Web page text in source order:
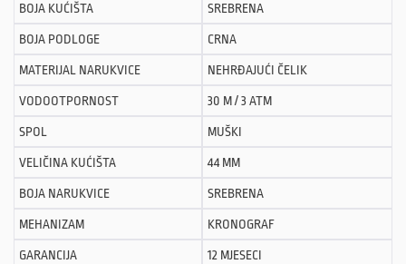
BOJA KUĆIŠTA SREBRENA
BOJA PODLOGE CRNA
MATERIJAL NARUKVICE NEHRĐAJUĆI ČELIK
VODOOTPORNOST 30 M / 3 ATM
SPOL MUŠKI
VELIČINA KUĆIŠTA 44 MM
BOJA NARUKVICE SREBRENA
MEHANIZAM KRONOGRAF
GARANCIJA 12 MJESECI